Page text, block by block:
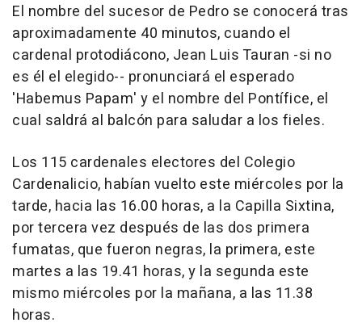
El nombre del sucesor de Pedro se conocerá tras
aproximadamente 40 minutos, cuando el
cardenal protodiácono, Jean Luis Tauran -si no
es él el elegido-- pronunciará el esperado
'Habemus Papam' y el nombre del Pontífice, el
cual saldrá al balcón para saludar a los fieles.
Los 115 cardenales electores del Colegio
Cardenalicio, habían vuelto este miércoles por la
tarde, hacia las 16.00 horas, a la Capilla Sixtina,
por tercera vez después de las dos primera
fumatas, que fueron negras, la primera, este
martes a las 19.41 horas, y la segunda este
mismo miércoles por la mañana, a las 11.38
horas.